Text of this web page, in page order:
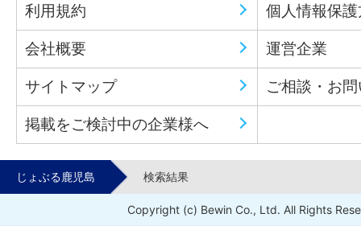
利用規約 個人情報保
会社概要 運営企業
サイトマップ ご相談・お
掲載をご検討中の企業様へ
じょぶる鹿児島 検索結果
Copyright (c) Bewin Co., Ltd. All Rights